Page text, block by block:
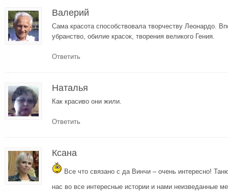
Валерий
Cама красота способствовала творчеству Леонардо.
убранство, обилие красок, творения великого Гения.
Ответить
Наталья
Как красиво они жили.
Ответить
Ксана
Все что связано с да Винчи – очень интересно!
нас во все интересные истории и нами неизведанные